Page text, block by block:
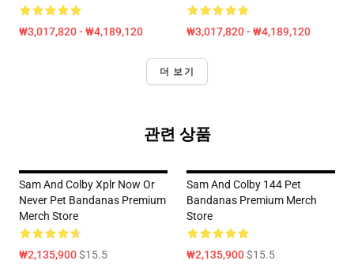
₩3,017,820 - ₩4,189,120 ₩3,017,820 - ₩4,189,120
더 보기
관련 상품
Sam And Colby Xplr Now Or
Never Pet Bandanas Premium
Merch Store
₩2,135,900$15.5
Sam And Colby 144 Pet
Bandanas Premium Merch
Store
₩2,135,900$15.5